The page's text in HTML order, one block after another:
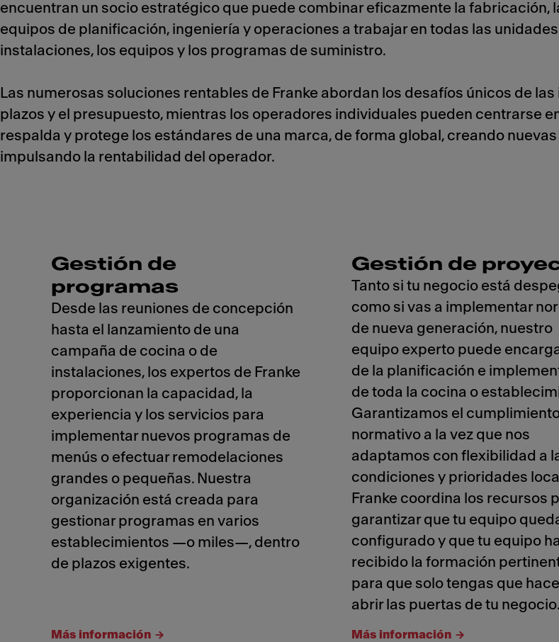
encuentran un socio estratégico que puede combinar eficazmente la fabricación,
equipos de planificación, ingeniería y operaciones a trabajar en todas las
instalaciones, los equipos y los programas de suministro.
Las numerosas soluciones rentables de Franke abordan los desafíos únicos de
plazos y el presupuesto, mientras los operadores individuales pueden centrarse
respalda y protege los estándares de una marca, de forma global, creando
impulsando la rentabilidad del operador.
Gestión de
programas
Desde las reuniones de concepción
hasta el lanzamiento de una
campaña de cocina o de
instalaciones, los expertos de Franke
proporcionan la capacidad, la
experiencia y los servicios para
implementar nuevos programas de
menús o efectuar remodelaciones
grandes o pequeñas. Nuestra
organización está creada para
gestionar programas en varios
establecimientos —o miles—, dentro
de plazos exigentes.
Más información
Gestión de
Tanto si tu negocio está
como si vas a implementar
de nueva generación, nuestro
equipo experto puede
de la planificación e
de toda la cocina o
Garantizamos el
normativo a la vez que nos
adaptamos con flexibilidad a
condiciones y prioridades
Franke coordina los recursos
garantizar que tu equipo
configurado y que tu equipo ha
recibido la formación
para que solo tengas que
abrir las puertas de tu negocio.
Más información